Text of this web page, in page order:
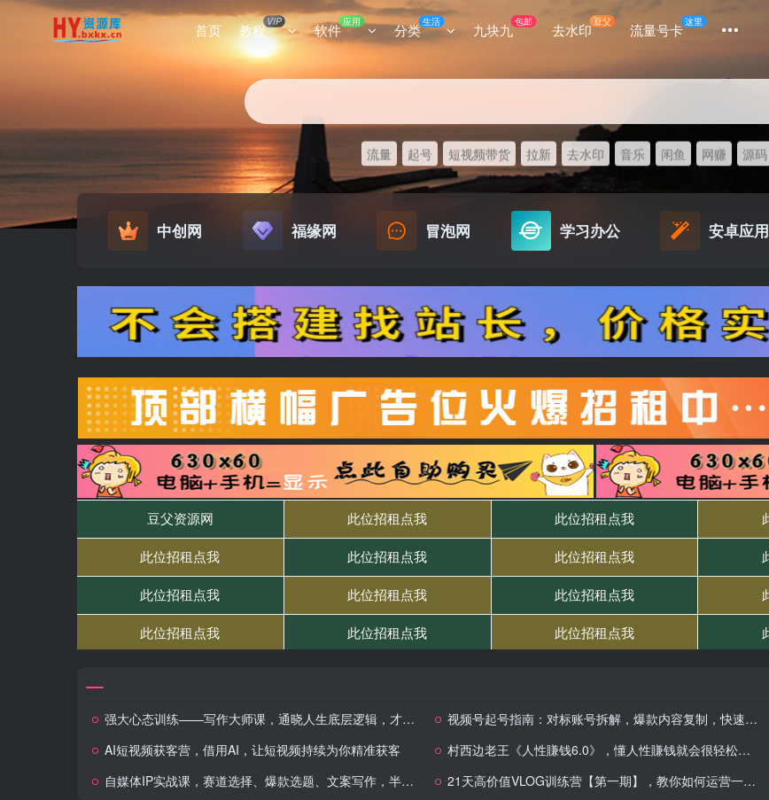
首页 教程VIP 软件 应用 分类生活 九块九包邮 去水印豆父 流量号卡这里
流量 起号 短视频带货 拉新 去水印 音乐 闲鱼 网赚 源码
中创网 福缘网 冒泡网 学习办公 安卓应用
强大心态训练——写作大师课，通晓人生底层逻辑，才可以写出好故事 视频号起号指南：对标账号拆解，爆款内容复制，快速实现冷启动
AI短视频获客营，借用AI，让短视频持续为你精准获客
村西边老王《人性賺钱6.0》，懂人性賺钱就会很轻松【音频课】
自媒体IP实战课，赛道选择、爆款选题、文案写作，半年10万粉+六位数变现
21天高价值VLOG训练营【第一期】，教你如何运营一个高价值的IP账号